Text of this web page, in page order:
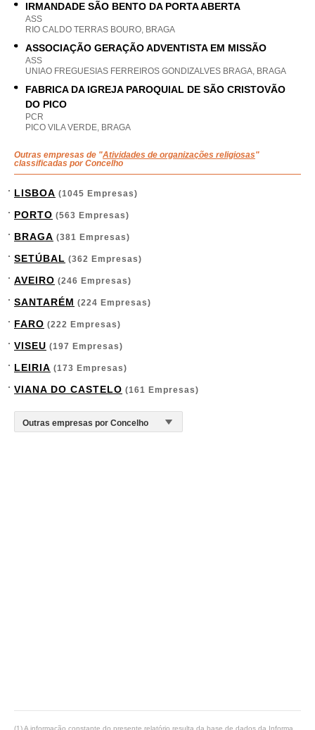
IRMANDADE SÃO BENTO DA PORTA ABERTA
ASS
RIO CALDO TERRAS BOURO, BRAGA
ASSOCIAÇÃO GERAÇÃO ADVENTISTA EM MISSÃO
ASS
UNIAO FREGUESIAS FERREIROS GONDIZALVES BRAGA, BRAGA
FABRICA DA IGREJA PAROQUIAL DE SÃO CRISTOVÃO
DO PICO
PCR
PICO VILA VERDE, BRAGA
Outras empresas de "Atividades de organizações religiosas"
classificadas por Concelho
LISBOA (1045 Empresas)
PORTO (563 Empresas)
BRAGA (381 Empresas)
SETÚBAL (362 Empresas)
AVEIRO (246 Empresas)
SANTARÉM (224 Empresas)
FARO (222 Empresas)
VISEU (197 Empresas)
LEIRIA (173 Empresas)
VIANA DO CASTELO (161 Empresas)
(1) A informação constante do presente relatório resulta da base de dados da Informa